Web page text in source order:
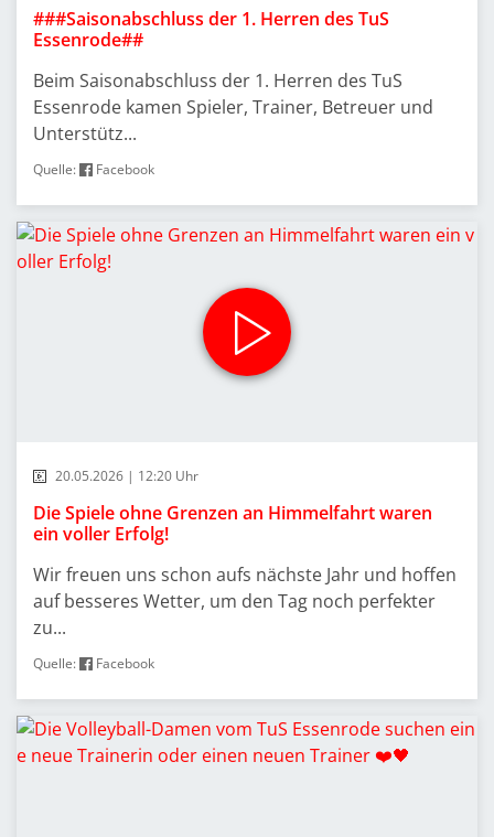
###Saisonabschluss der 1. Herren des TuS
Essenrode##
Beim Saisonabschluss der 1. Herren des TuS
Essenrode kamen Spieler, Trainer, Betreuer und
Unterstütz...
Quelle: Facebook
20.05.2026 | 12:20 Uhr
Die Spiele ohne Grenzen an Himmelfahrt waren
ein voller Erfolg!
Wir freuen uns schon aufs nächste Jahr und hoffen
auf besseres Wetter, um den Tag noch perfekter
zu...
Quelle: Facebook